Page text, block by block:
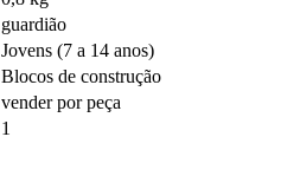
guardião
Jovens (7 a 14 anos)
Blocos de construção
vender por peça
1